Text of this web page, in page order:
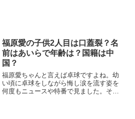
福原愛の子供2人目は口蓋裂？名
前はあいらで年齢は？国籍は中
国？
福原愛ちゃんと言えば卓球ですよね。幼
い頃に卓球をしながら悔し涙を流す姿を
何度もニュースや特番で見ました。そん